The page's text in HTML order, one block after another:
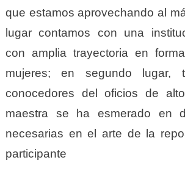
que estamos aprovechando al
lugar contamos con una
con amplia trayectoria en
mujeres; en segundo lugar,
conocedores de
oficios de
maestra se ha esmerado en
necesarias en el arte de la
participante